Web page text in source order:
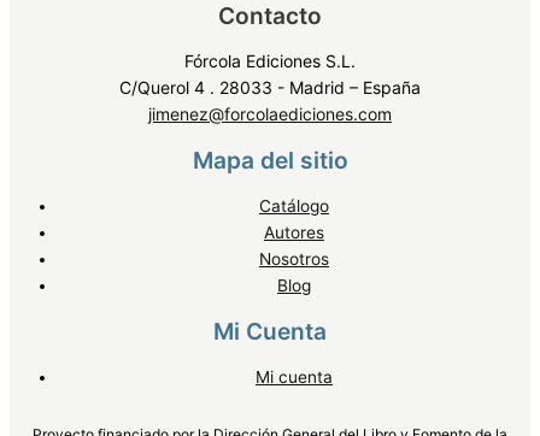
Contacto
Fórcola Ediciones S.L.
C/Querol 4 . 28033 - Madrid – España
jimenez@forcolaediciones.com
Mapa del sitio
Catálogo
Autores
Nosotros
Blog
Mi Cuenta
Mi cuenta